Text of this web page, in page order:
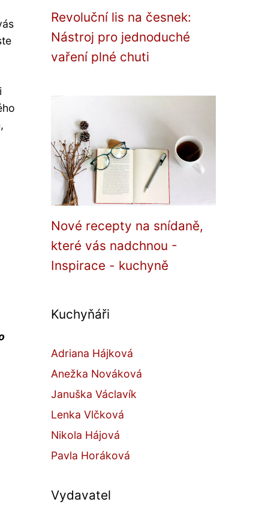
Revoluční lis na česnek:
Nástroj pro jednoduché
vaření plné chuti
Nové recepty na snídaně,
které vás nadchnou -
Inspirace - kuchyně
Kuchyňáři
Adriana Hájková
Anežka Nováková
Januška Václavík
Lenka Vlčková
Nikola Hájová
Pavla Horáková
Vydavatel